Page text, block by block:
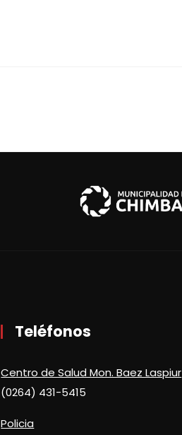
Teléfonos
Centro de Salud Mon. Baez Laspiur
(0264) 431-5415
Policia